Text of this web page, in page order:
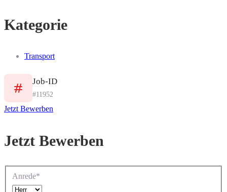
Kategorie
Transport
Job-ID
#11952
Jetzt Bewerben
Jetzt Bewerben
Anrede*